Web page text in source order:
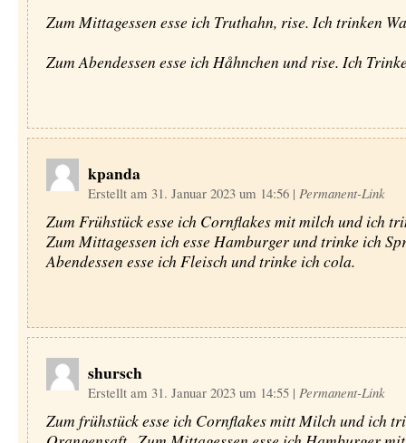
Zum Mittagessen esse ich Truthahn, rise. Ich trinken
Zum Abendessen esse ich Håhnchen und rise. Ich
kpanda
Erstellt am 31. Januar 2023 um 14:56 | Permanent-Link
Zum Frühstück esse ich Cornflakes mit milch und ich
Zum Mittagessen ich esse Hamburger und trinke ich
Abendessen esse ich Fleisch und trinke ich cola.
shursch
Erstellt am 31. Januar 2023 um 14:55 | Permanent-Link
Zum frühstück esse ich Cornflakes mitt Milch und ich